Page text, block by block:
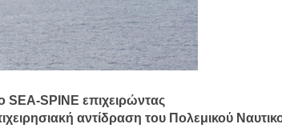
SEA-SPINE επιχειρώντας
αντίδραση του Πολεμικού